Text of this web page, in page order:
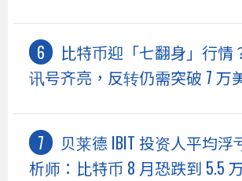
比特币迎「七翻身」行情
讯号齐亮，反转仍需突破 7 万
贝莱德 IBIT 投资人平均浮
析师：比特币 8 月恐跌到 5.5